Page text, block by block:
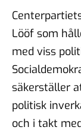
Lööf som
med viss
säkerställer
politisk
och i takt